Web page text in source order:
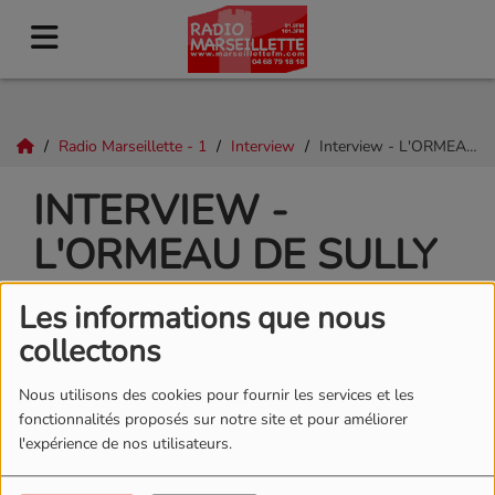
Les informations que nous
collectons
Nous utilisons des cookies pour fournir les services et les
fonctionnalités proposés sur notre site et pour améliorer
l'expérience de nos utilisateurs.
Radio Marseillette - 1 Interview Interview - L'ORMEAU DE SULLY
INTERVIEW -
L'ORMEAU DE SULLY